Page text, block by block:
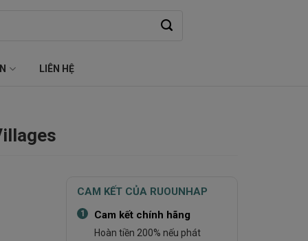
LIÊN HỆ
CAM KẾT CỦA RUOUNHAP
1 Cam kết chính hãng
Hoàn tiền 200% nếu phát